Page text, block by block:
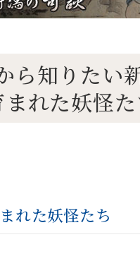
知りたい
れた妖怪た
れた妖怪たち